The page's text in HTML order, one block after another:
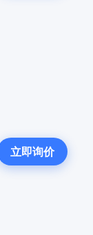
板桶
板桶
立即询价